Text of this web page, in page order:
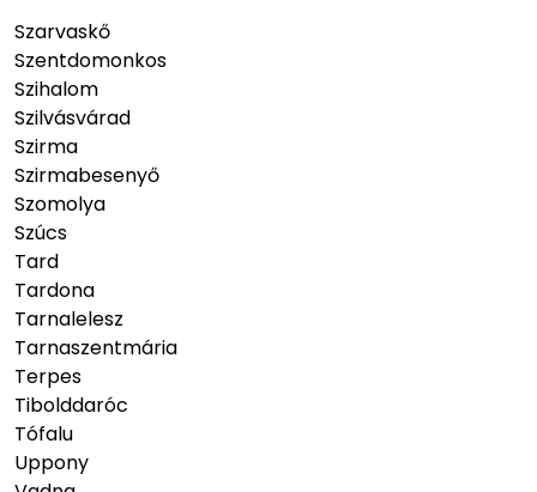
Szarvaskő
Szentdomonkos
Szihalom
Szilvásvárad
Szirma
Szirmabesenyő
Szomolya
Szúcs
Tard
Tardona
Tarnalelesz
Tarnaszentmária
Terpes
Tibolddaróc
Tófalu
Uppony